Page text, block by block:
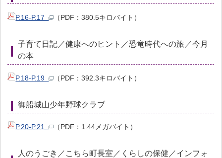
P.16-P.17 （PDF：380.5キロバイト）
子育て日記／健康へのヒント／恐竜時代への旅／今月
の本
P.18-P.19 （PDF：392.3キロバイト）
御船城山少年野球クラブ
P.20-P.21 （PDF：1.44メガバイト）
人のうごき／こちら町長室／くらしの保健／インフォ